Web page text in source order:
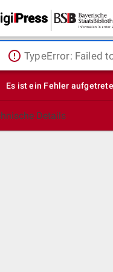
TypeError: Failed
Es ist ein Fehler
Details